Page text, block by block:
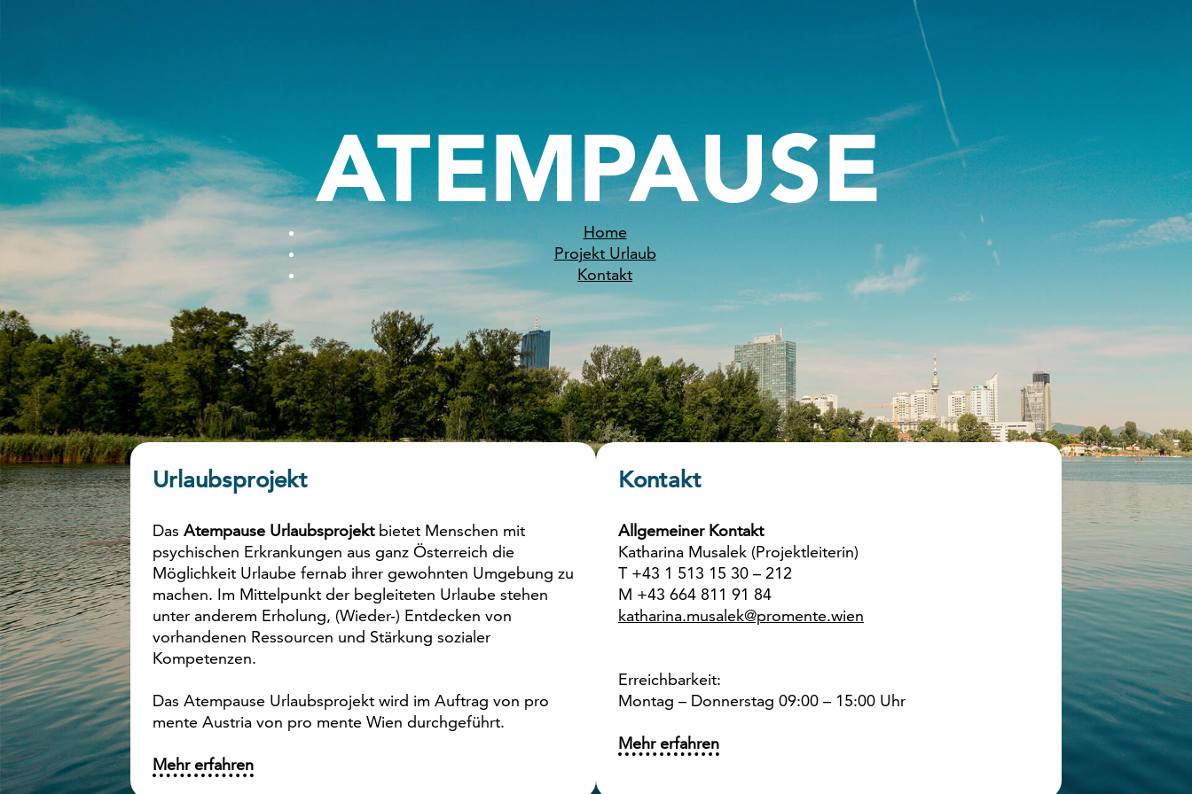
Home
Projekt Urlaub
Kontakt
Urlaubsprojekt
Das Atempause Urlaubsprojektbietet Menschen mit
psychischen Erkrankungen aus ganz Österreich die
Möglichkeit Urlaube fernab ihrer gewohnten Umgebung zu
machen. Im Mittelpunkt der begleiteten Urlaube stehen
unter anderem Erholung, (Wieder-) Entdecken von
vorhandenen Ressourcen und Stärkung sozialer
Kompetenzen.
Das Atempause Urlaubsprojekt wird im Auftrag von pro
mente Austria von pro mente Wien durchgeführt.
Mehr erfahren
Kontakt
Allgemeiner Kontakt
Katharina Musalek (Projektleiterin)
T +43 1 513 15 30 – 212
M +43 664 811 91 84
katharina.musalek@promente.wien
Erreichbarkeit:
Montag – Donnerstag 09:00 – 15:00 Uhr
Mehr erfahren